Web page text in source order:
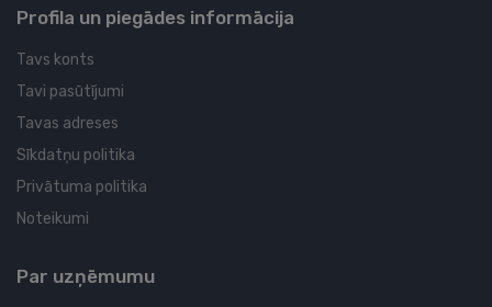
Profila un piegādes informācija
Tavs konts
Tavi pasūtījumi
Tavas adreses
Sīkdatņu politika
Privātuma politika
Noteikumi
Par uzņēmumu